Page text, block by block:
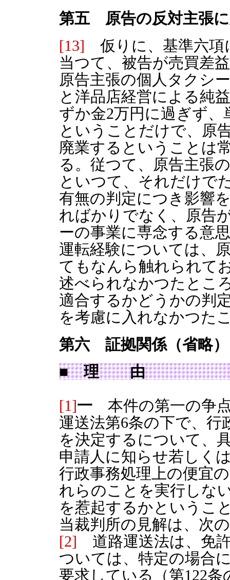
第五 原告の反対主張
[13] 仮りに、基準六項
当つて、被告が売買差
原告主張の個人タクシ
と洋品店経営による純
ずか金2万円に過ぎず
ということだけで、原
廃業するということは
る。従つて、原告主張
といつて、それだけで
有無の判定につき影響
ればかりでなく、原告
ーの事業に専念する意
運転経験については、
てもなんら触れられて
述べられなかつたとこ
適合するかどうかの判
を考慮に入れなかつた
第六 証拠関係（省略）
■ 理 由
[1]一 本件の第一の争
運送法第6条の下で、行
を決定するについて、
申請人に知らせ若しく
行政事務処理上の便宜
れらのことを実行しな
を惹起するかというこ
当裁判所の見解は、次
[2] 道路運送法は、免
ついては、特定の場合
要求している（第122